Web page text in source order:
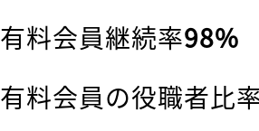
有料会員継続率98%
有料会員の役職者比